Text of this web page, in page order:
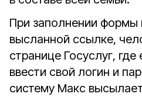
При заполнении формы
высланной ссылке,
странице Госуслуг,
ввести свой логин и
систему Макс